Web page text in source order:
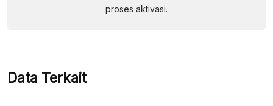
proses aktivasi.
Data Terkait